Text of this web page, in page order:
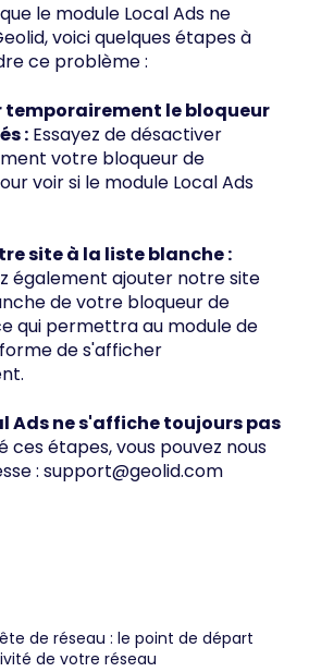
le module Local Ads ne
voici quelques étapes à
ce problème :
temporairement le bloqueur
: Essayez de désactiver
votre bloqueur de
voir si le module Local Ads
site à la liste blanche :
également ajouter notre site
de votre bloqueur de
qui permettra au module de
de s'afficher
Ads ne s'affiche toujours pas
ces étapes, vous pouvez nous
: support@geolid.com
de réseau : le point de départ
de votre réseau